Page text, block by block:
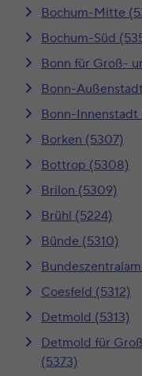
Bochum-Mitte
Bochum-Süd
Bonn für Groß-
Bonn-
Bonn-Innenstadt
Borken (5307)
Bottrop (5308)
Brilon (5309)
Brühl (5224)
Bünde (5310)
Coesfeld (5312)
Detmold (5313)
Detmold für
(5373)